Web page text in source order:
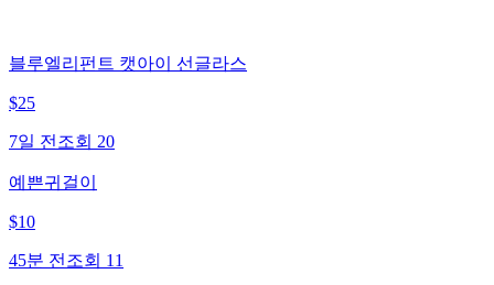
블루엘리펀트 캣아이 선글라스
$25
7일 전 조회 20
예쁜귀걸이
$10
45분 전 조회 11